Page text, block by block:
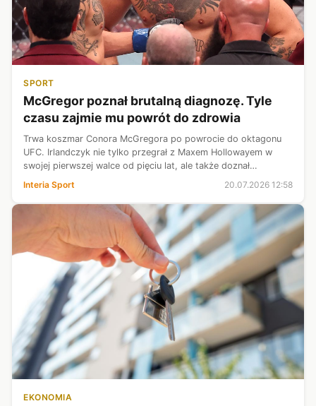
SPORT
McGregor poznał brutalną diagnozę. Tyle
czasu zajmie mu powrót do zdrowia
Trwa koszmar Conora McGregora po powrocie do oktagonu
UFC. Irlandczyk nie tylko przegrał z Maxem Hollowayem w
swojej pierwszej walce od pięciu lat, ale także doznał
pośrednictwem wpisu w med...
Interia Sport 20.07.2026 12:58
EKONOMIA